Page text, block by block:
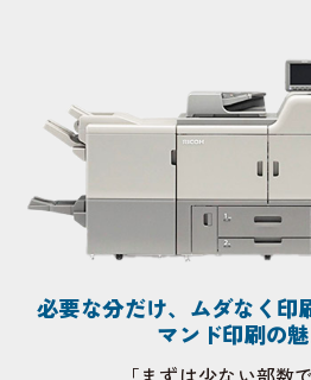
必要な分だけ、ムダなく印
マンド印刷の